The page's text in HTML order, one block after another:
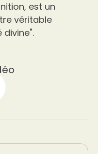
est un
véritable